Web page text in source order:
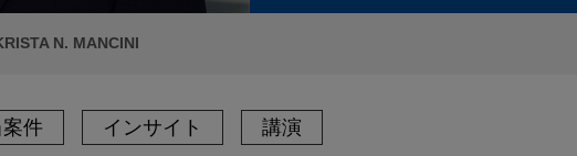
N. MANCINI
件 インサイト 講演